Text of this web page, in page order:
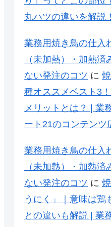
丸ハツの違いを解説！
業務用焼き鳥の仕入
（未加熱）・加熱
ない発注のコツ に
種オススメベスト3
メリットとは？ | 業
ート21のコンテンツ
業務用焼き鳥の仕入
（未加熱）・加熱
ない発注のコツ に
うにく」｜意味は鶏
との違いも解説 | 業